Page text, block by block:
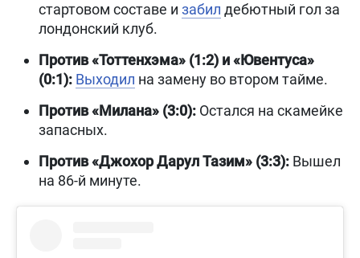
стартовом составе и забил дебютный гол за
лондонский клуб.
Против «Тоттенхэма» (1:2) и «Ювентуса»
(0:1): Выходил на замену во втором тайме.
Против «Милана» (3:0): Остался на скамейке
запасных.
Против «Джохор Дарул Тазим» (3:3): Вышел
на 86-й минуте.